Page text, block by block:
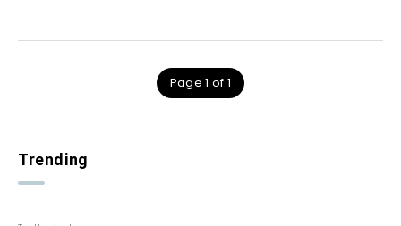
Page 1 of 1
Trending